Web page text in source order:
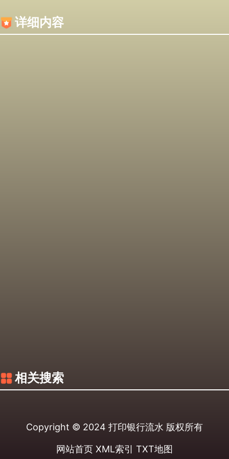
详细内容
相关搜索
Copyright © 2024 打印银行流水 版权所有
网站首页 XML索引 TXT地图